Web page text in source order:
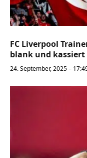
FC Liverpool
blank und kassiert
24. September, 2025 –